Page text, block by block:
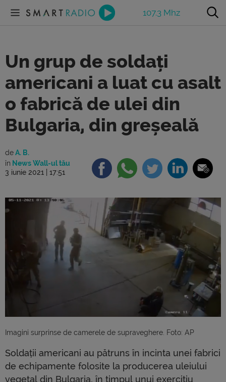
107.3 Mhz
Un grup de soldați
americani a luat cu asalt
o fabrică de ulei din
Bulgaria, din greșeală
deA. B.
în News Wall-ul tău
3 iunie 2021 | 17:51
Imagini surprinse de camerele de supraveghere. Foto: AP
Soldații americani au pătruns în incinta unei fabrici
de echipamente folosite la producerea uleiului
vegetal din Bulgaria, în timpul unui exercițiu